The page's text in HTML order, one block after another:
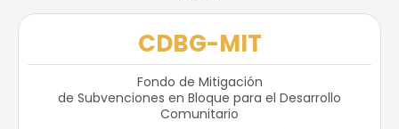
CDBG-MIT
Fondo de Mitigación
de Subvenciones en Bloque para el Desarrollo
Comunitario